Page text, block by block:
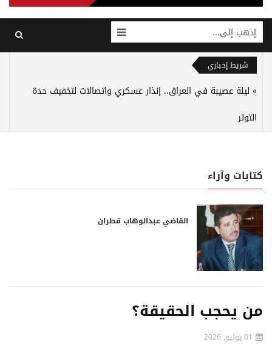
إذهب إلى...
شريط إخباري
ليلة عصيبة في العراق.. إنذار عسكري واتصالات لتخفيف حدة
التوتر
كتابات وآراء
القاضي عبدالوهاب قطران
من يحجب الحقيقة؟
01 يوليو, 2026